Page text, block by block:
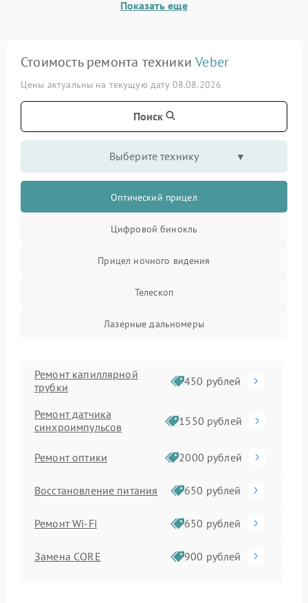
Показать еще
Стоимость ремонта техникиVeber
Цены актуальны на текущую дату 08.08.2026
Поиск
Выберите технику
Оптический прицел
Цифровой бинокль
Прицел ночного видения
Телескоп
Лазерные дальномеры
Ремонт капиллярной
трубки
450 рублей
Ремонт датчика
синхроимпульсов
1550 рублей
Ремонт оптики 2000 рублей
Восстановление питания 650 рублей
Ремонт Wi-Fi 650 рублей
Замена CORE 900 рублей